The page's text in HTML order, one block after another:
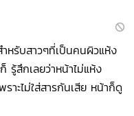
หรับสาวๆที่เป็นคนผิวแห้ง
รู้สึกเลยว่าหน้าไม่แห้ง
าะไม่ใส่สารกันเสีย หน้าก็ดู